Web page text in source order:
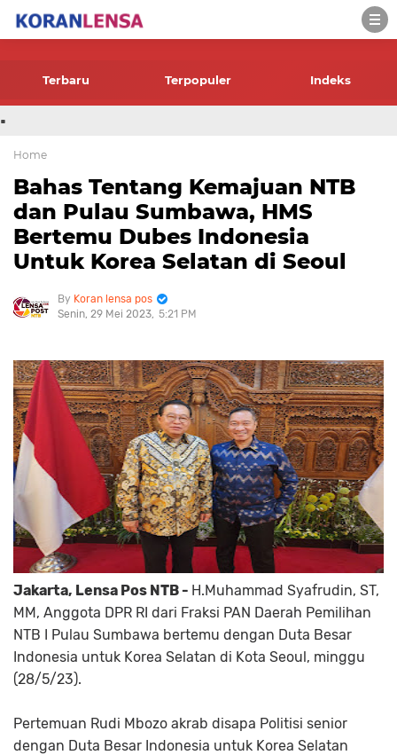
-->
Terbaru Terpopuler Indeks
.
Home
Bahas Tentang Kemajuan NTB
dan Pulau Sumbawa, HMS
Bertemu Dubes Indonesia
Untuk Korea Selatan di Seoul
Koran lensa pos
Senin, 29 Mei 2023 5:21 PM
Jakarta, Lensa Pos NTB - H.Muhammad Syafrudin, ST,
MM, Anggota DPR RI dari Fraksi PAN Daerah Pemilihan
NTB I Pulau Sumbawa bertemu dengan Duta Besar
Indonesia untuk Korea Selatan di Kota Seoul, minggu
(28/5/23).
Pertemuan Rudi Mbozo akrab disapa Politisi senior
dengan Duta Besar Indonesia untuk Korea Selatan